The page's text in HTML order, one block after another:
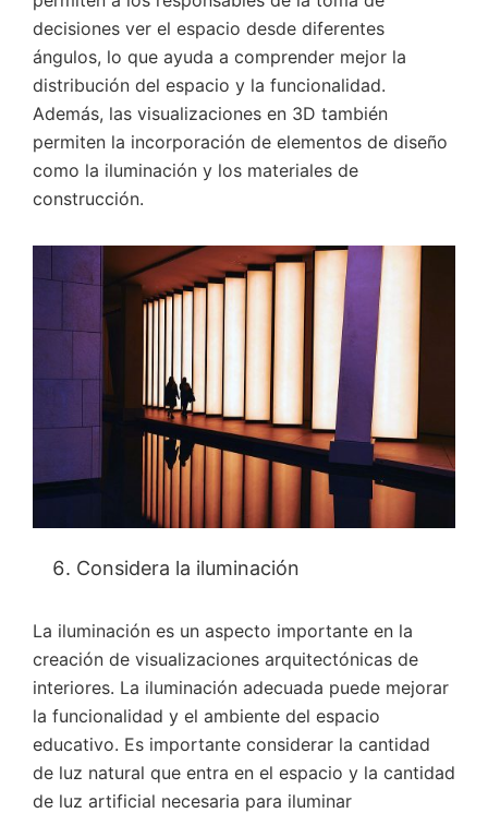
decisiones ver el espacio desde diferentes
ángulos, lo que ayuda a comprender mejor la
distribución del espacio y la funcionalidad.
Además, las visualizaciones en 3D también
permiten la incorporación de elementos de diseño
como la iluminación y los materiales de
construcción.
Considera la iluminación
La iluminación es un aspecto importante en la
creación de visualizaciones arquitectónicas de
interiores. La iluminación adecuada puede mejorar
la funcionalidad y el ambiente del espacio
educativo. Es importante considerar la cantidad
de luz natural que entra en el espacio y la cantidad
de luz artificial necesaria para iluminar